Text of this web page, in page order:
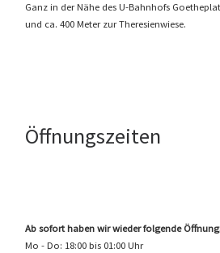
Ganz in der Nähe des U-Bahnhofs
und ca. 400 Meter zur Theresienwiese.
Öffnungszeiten
Ab sofort haben wir wieder folgende
Mo - Do: 18:00 bis 01:00 Uhr